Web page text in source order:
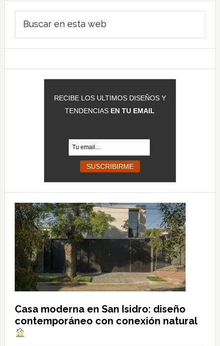
Barra
lateral
principal
RECIBE LOS ULTIMOS DISEÑOS Y
TENDENCIAS EN TU EMAIL
Casa moderna en San Isidro: diseño
contemporáneo con conexión natural